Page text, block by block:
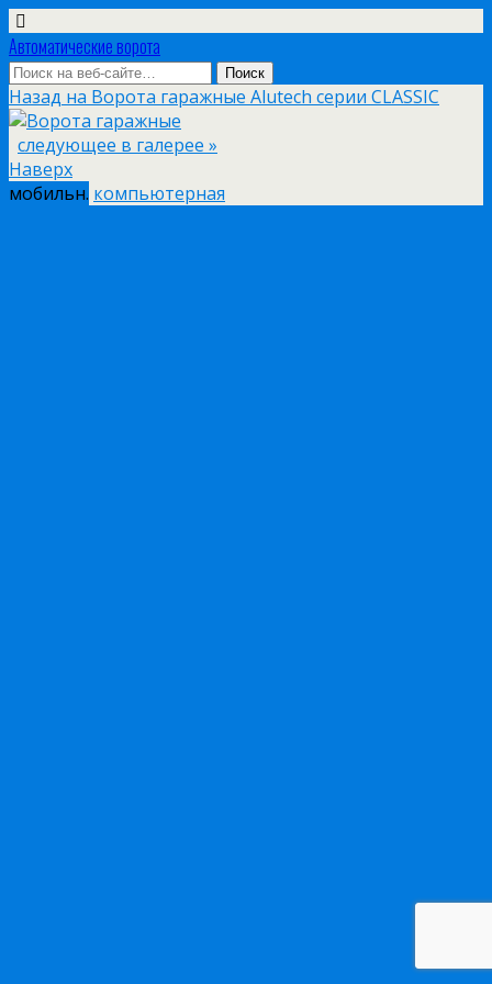
Автоматические ворота
Назад на Ворота гаражные Alutech серии CLASSIC
следующее в галерее »
Наверх
мобильн. компьютерная